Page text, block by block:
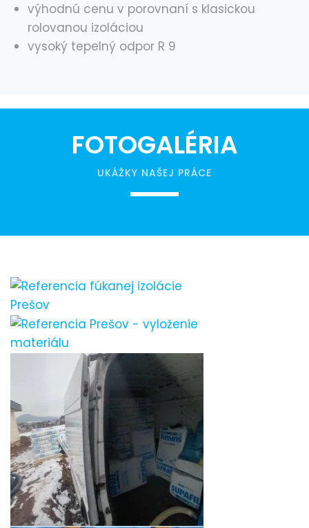
výhodnú cenu v porovnaní s klasickou
rolovanou izoláciou
vysoký tepelný odpor R 9
FOTOGALÉRIA
UKÁŽKY NAŠEJ PRÁCE